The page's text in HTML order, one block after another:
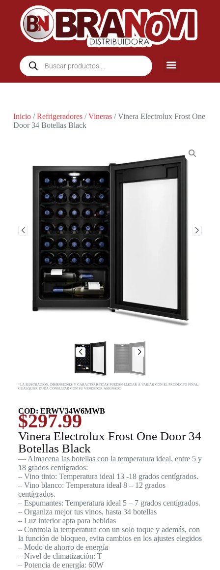
Inicio/Refrigeradores/Vineras/ Vinera Electrolux Frost One
Door 34 Botellas Black
*LA ILUSTRACIÓN, DIMENSIONES Y CARACTERISTICAS PUEDEN LLEGAR A VARIAR CON EL PRODUCTO FINAL,
CUALQUIER DUDA CONSULTAR CON SU VENDEDOR ASIGNADO
COD: ERWV34W6MWB
$297.99
Vinera Electrolux Frost One Door 34
Botellas Black
— Almacena Ias botellas con la temperatura ideal, entre 5 y
18 grados centígrados:
– Vino tinto: Temperatura ideal 13 -18 grados centígrados.
– Vino blanco: Temperatura ideal 8 – 12 grados
centígrados.
– Espumantes: Temperatura ideal 5 – 7 grados centígrados.
– Organiza mejor tus vinos, hasta 34 botellas
– Luz interior apta para bebidas
– Controla la temperatura con un solo toque y además, con
la función de bloqueo, evita cambios en los ajustes elegidos
– Modo de ahorro de energía
– Nivel de climatización: T
– Potencia de energía: 60W